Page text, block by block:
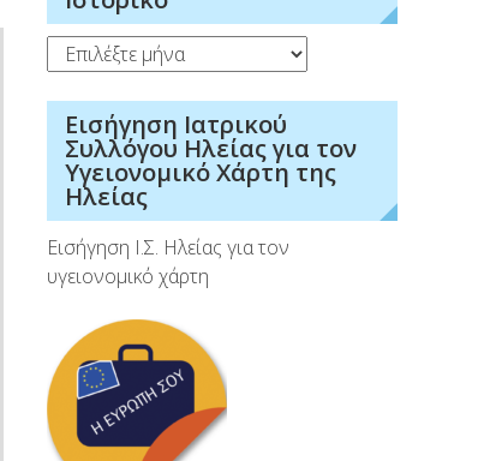
Ιστορικό
Εισήγηση Ιατρικού
Συλλόγου Ηλείας για τον
Υγειονομικό Χάρτη της
Ηλείας
Εισήγηση Ι.Σ. Ηλείας για τον
υγειονομικό χάρτη